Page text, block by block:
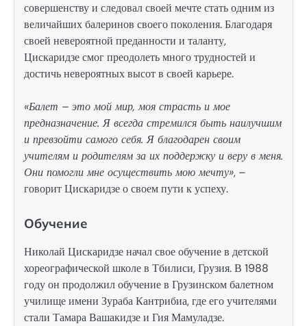
совершенству и следовал своей мечте стать одним из
величайших балеринов своего поколения. Благодаря
своей невероятной преданности и таланту,
Цискаридзе смог преодолеть много трудностей и
достичь невероятных высот в своей карьере.
«Балет – это мой мир, моя страсть и мое
предназначение. Я всегда стремился быть наилучшим
и превзойти самого себя. Я благодарен своим
учителям и родителям за их поддержку и веру в меня.
Они помогли мне осуществить мою мечту», –
говорит Цискаридзе о своем пути к успеху.
Обучение
Николай Цискаридзе начал свое обучение в детской
хореографической школе в Тбилиси, Грузия. В 1988
году он продолжил обучение в Грузинском балетном
училище имени Зураба Кантрибиа, где его учителями
стали Тамара Вашакидзе и Гия Мамуладзе.